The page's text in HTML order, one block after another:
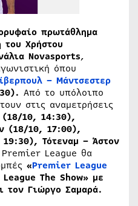
πρωτάθλημα
Χρήστου
Novasports,
όπου
– Μάντσεστερ
Από το υπόλοιπο
στις αναμετρήσεις
(18/10, 14:30),
(18/10, 17:00),
Τότεναμ – Άστον
League θα
«Premier League
The Show» με
τον Γιώργο Σαμαρά.